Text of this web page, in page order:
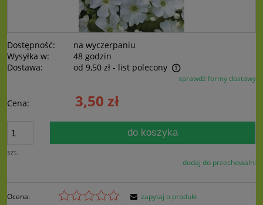
Dostępność:
na wyczerpaniu
Wysyłka w:
48 godzin
Dostawa:
od 9,50 zł - list polecony
Cena nie zawiera ewentualnych kosztów płatnościsprawdź formy dostawy
Cena: 3,50 zł
szt.
do koszyka
dodaj do przechowalni
Ocena:
zapytaj o produkt